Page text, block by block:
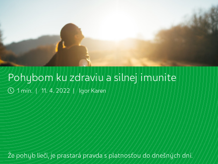
Pohybom ku zdraviu a silnej imunite
1 min. | 11. 4. 2022 |Igor Karen
Že pohyb lieči, je prastará pravda s platnosťou do dnešných dní.